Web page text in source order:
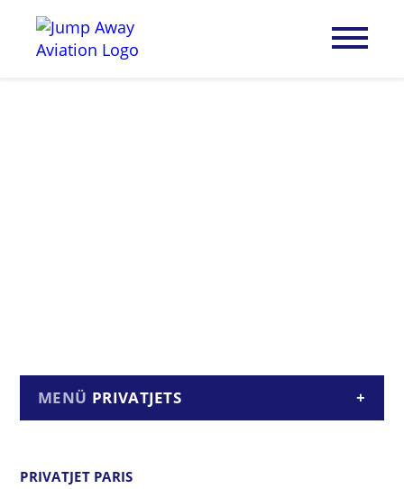
PRIVATJETS
PRIVATJET PARIS